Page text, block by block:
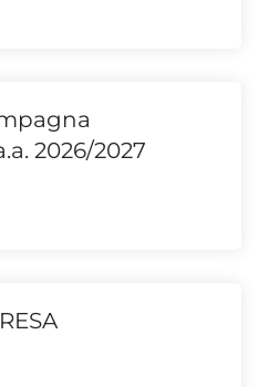
2026/2027